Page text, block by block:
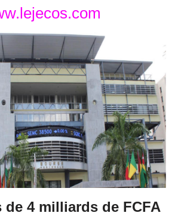
de 4 milliards de FCFA